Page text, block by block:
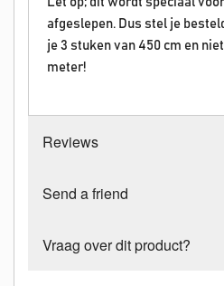
afgeslepen. Dus stel je
je 3 stuken van 450 cm en
meter!
Reviews
Send a friend
Vraag over dit product?